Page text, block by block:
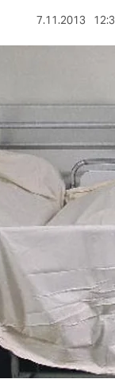
7.11.2013